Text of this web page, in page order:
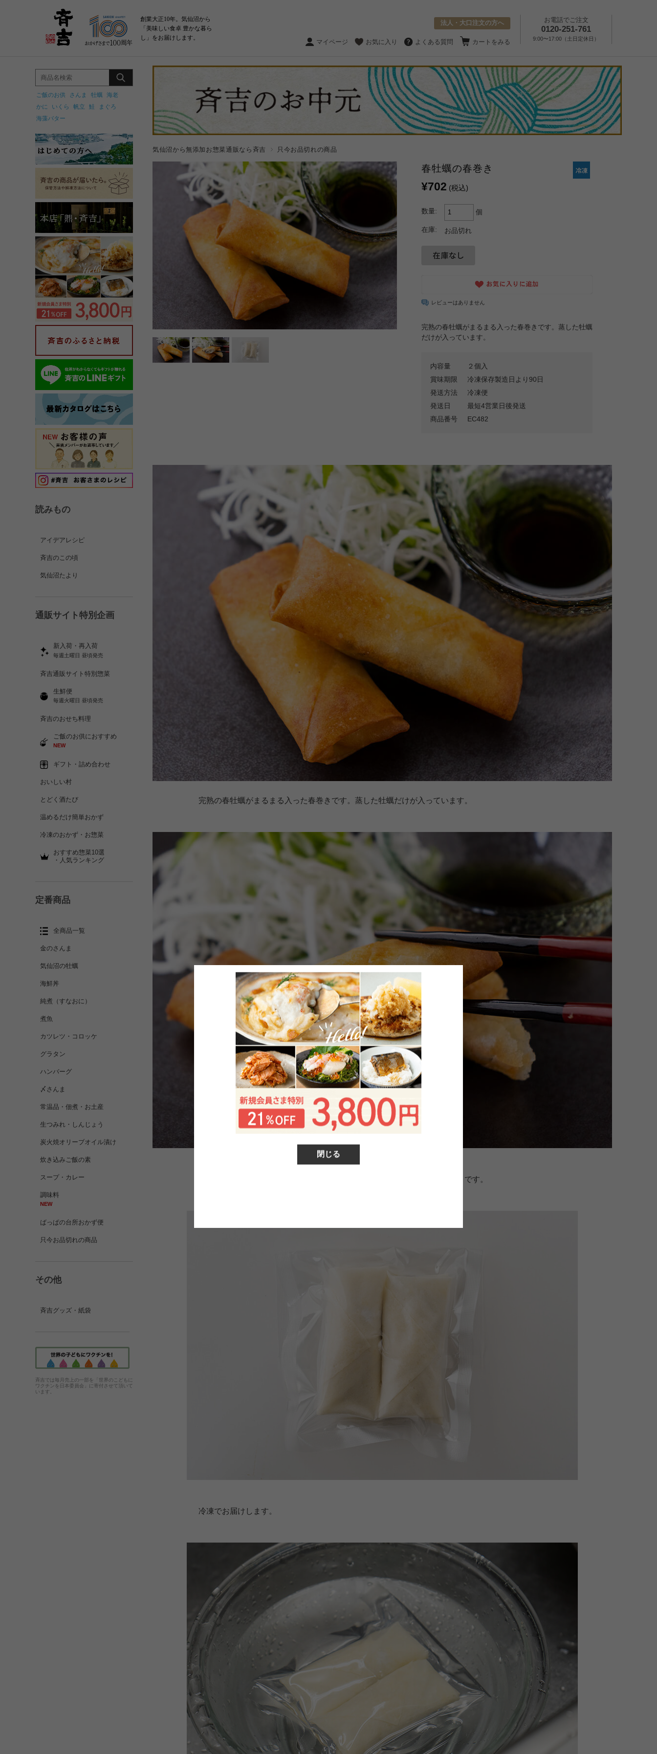
閉じる
創業大正10年。気仙沼から
「美味しい食卓 豊かな暮ら
し」をお届けします。
お電話でご注文
0120-251-761
9:00〜17:00（土日定休日）
法人・大口注文の方へ
マイページ お気に入り よくある質問 カートをみる
気仙沼から無添加お惣菜通販なら斉吉 只今お品切れの商品
春牡蠣の春巻き
¥702 (税込)
数量: 個
在庫: お品切れ
レビューはありません
完熟の春牡蠣がまるまる入った春巻きです。蒸した牡蠣
だけが入っています。
内容量
２個入
賞味期限
冷凍保存製造日より90日
発送方法
冷凍便
発送日
最短4営業日後発送
商品番号
EC482
完熟の春牡蠣がまるまる入った春巻きです。蒸した牡蠣だけが入っています。
さらした長ネギと酢醤油で食べました。完熟の春牡蠣だからこその美味しさです。
冷凍でお届けします。
ご飯のお供 さんま 牡蠣 海老
かに
いくら 帆立 鮭
まぐろ
海藻バター
読みもの
アイデアレシピ
斉吉のこの頃
気仙沼たより
通販サイト特別企画
新入荷・再入荷
毎週土曜日 昼頃発売
斉吉通販サイト特別惣菜
生鮮便
毎週火曜日 昼頃発売
斉吉のおせち料理
ご飯のお供におすすめ
NEW
ギフト・詰め合わせ
おいしい村
とどく酒たび
温めるだけ簡単おかず
冷凍のおかず・お惣菜
おすすめ惣菜10選
・人気ランキング
定番商品
全商品一覧
金のさんま
気仙沼の牡蠣
海鮮丼
純煮（すなおに）
煮魚
カツレツ・コロッケ
グラタン
ハンバーグ
〆さんま
常温品・佃煮・お土産
生つみれ・しんじょう
炭火焼オリーブオイル漬け
炊き込みご飯の素
スープ・カレー
調味料
NEW
ばっぱの台所おかず便
只今お品切れの商品
その他
斉吉グッズ・紙袋
斉吉では毎月売上の一部を「世界のこどもに
ワクチンを日本委員会」に寄付させて頂いて
います。